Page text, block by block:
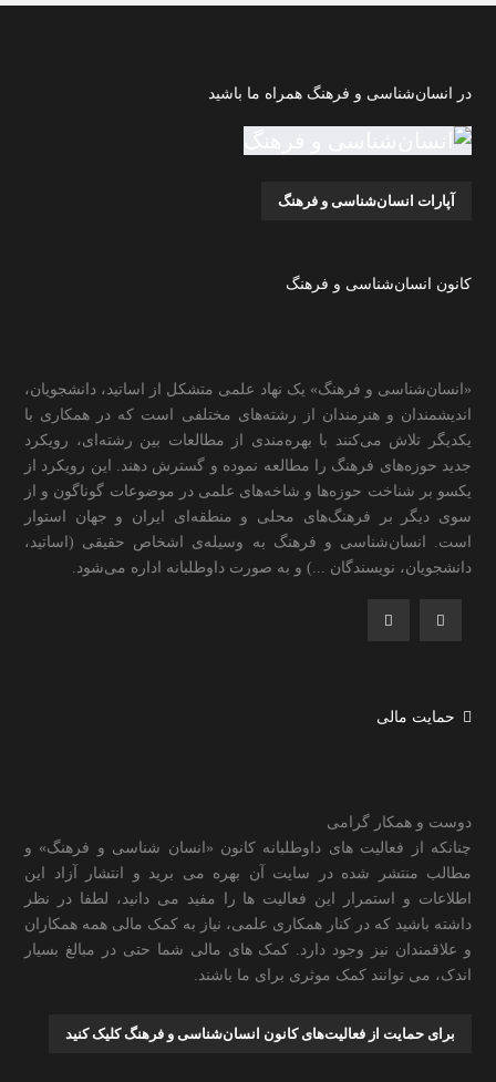
در انسان‌شناسی و فرهنگ همراه ما باشید
آپارات انسان‌شناسی و فرهنگ
کانون انسان‌شناسی و فرهنگ
«انسان‌شناسی و فرهنگ» یک نهاد علمی متشکل از اساتید، دانشجویان،
اندیشمندان و هنرمندان از رشته‌های مختلفی است که در همکاری با
یکدیگر تلاش می‌کنند با بهره‌مندی از مطالعات بین رشته‌ای، رویکرد
جدید حوزه‌های فرهنگ را مطالعه نموده و گسترش دهند. این رویکرد از
یکسو بر شناخت حوزه‌ها و شاخه‌های علمی در موضوعات گوناگون و از
سوی دیگر بر فرهنگ‌های محلی و منطقه‌ای ایران و جهان استوار
است. انسان‌شناسی و فرهنگ به وسیله‌ی اشخاص حقیقی (اساتید،
دانشجویان، نویسندگان ...) و به صورت داوطلبانه اداره می‌شود.
حمایت مالی
دوست و همکار گرامی
چنانکه از فعالیت های داوطلبانه کانون «انسان شناسی و فرهنگ» و
مطالب منتشر شده در سایت آن بهره می برید و انتشار آزاد این
اطلاعات و استمرار این فعالیت ها را مفید می دانید، لطفا در نظر
داشته باشید که در کنار همکاری علمی، نیاز به کمک مالی همه همکاران
و علاقمندان نیز وجود دارد. کمک های مالی شما حتی در مبالغ بسیار
اندک، می توانند کمک موثری برای ما باشند.
برای حمایت از فعالیت‌های کانون انسان‌شناسی و فرهنگ کلیک کنید